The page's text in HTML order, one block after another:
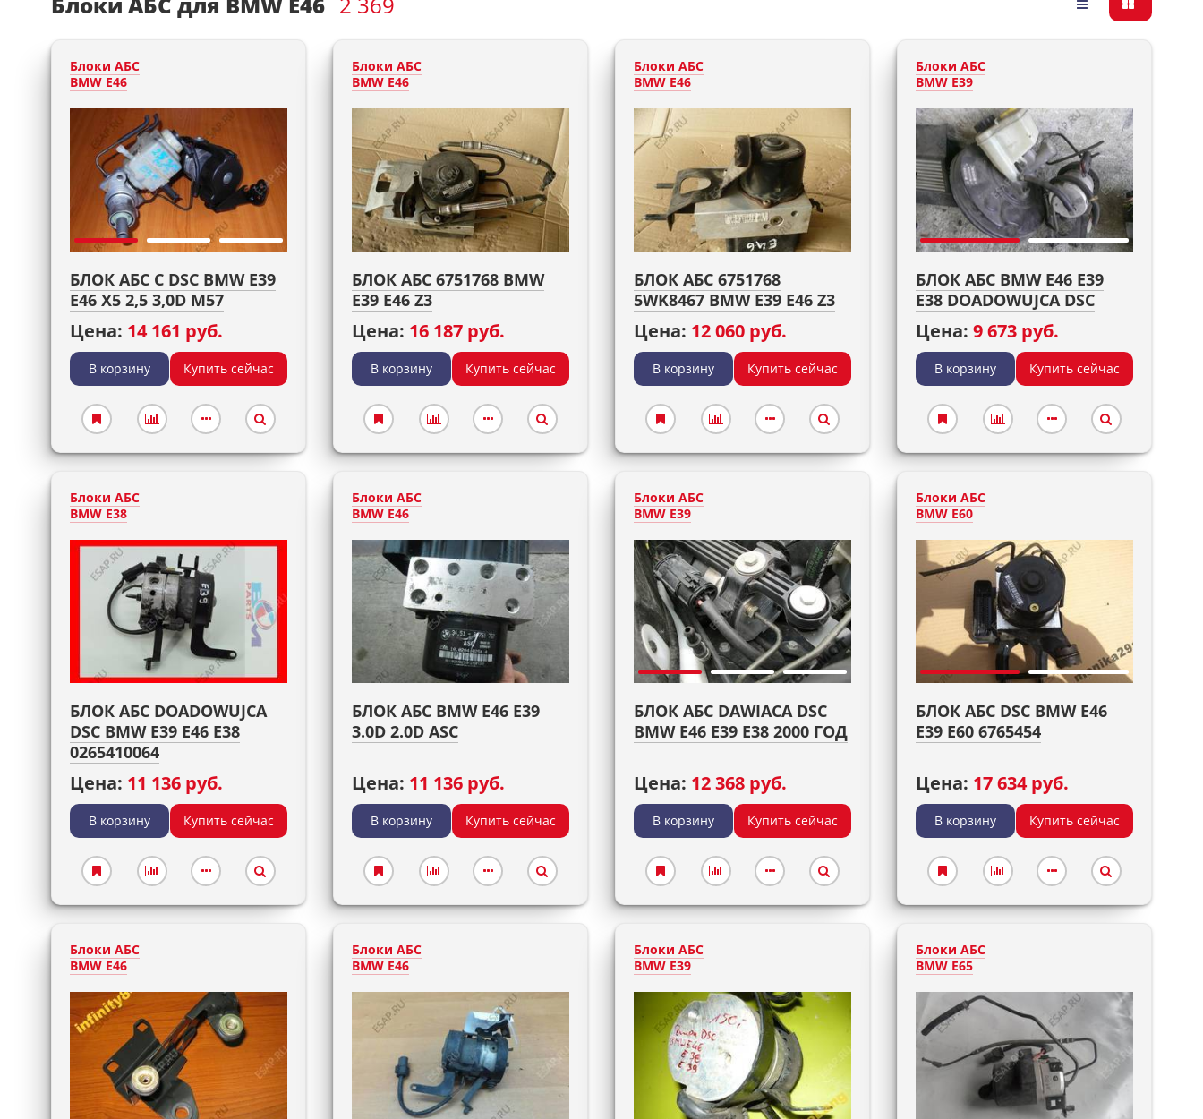
Блоки АБС
BMW E46
БЛОК АБС С DSC BMW E39
E46 X5 2,5 3,0D M57
Цена: 14 161 руб.
В корзину Купить сейчас
Блоки АБС
BMW E46
БЛОК АБС 6751768 BMW
E39 E46 Z3
Цена: 16 187 руб.
В корзину Купить сейчас
Блоки АБС
BMW E46
БЛОК АБС 6751768
5WK8467 BMW E39 E46 Z3
Цена: 12 060 руб.
В корзину Купить сейчас
Блоки АБС
BMW E39
БЛОК АБС BMW E46 E39
E38 DOADOWUJCA DSC
Цена: 9 673 руб.
В корзину Купить сейчас
Блоки АБС
BMW E38
БЛОК АБС DOADOWUJCA
DSC BMW E39 E46 E38
0265410064
Цена: 11 136 руб.
В корзину Купить сейчас
Блоки АБС
BMW E46
БЛОК АБС BMW E46 E39
3.0D 2.0D ASC
Цена: 11 136 руб.
В корзину Купить сейчас
Блоки АБС
BMW E39
БЛОК АБС DAWIACA DSC
BMW E46 E39 E38 2000 ГОД
Цена: 12 368 руб.
В корзину Купить сейчас
Блоки АБС
BMW E60
БЛОК АБС DSC BMW E46
E39 E60 6765454
Цена: 17 634 руб.
В корзину Купить сейчас
Блоки АБС
BMW E46
Блоки АБС
BMW E46
Блоки АБС
BMW E39
Блоки АБС
BMW E65